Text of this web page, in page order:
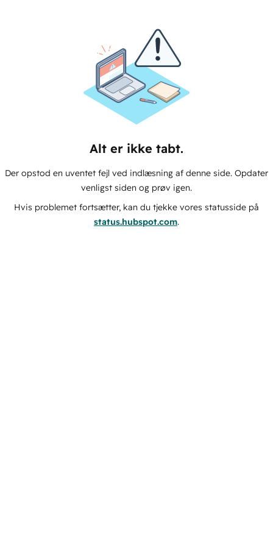
Alt er ikke tabt.
Der opstod en uventet fejl ved indlæsning af denne side. Opdater
venligst siden og prøv igen.
Hvis problemet fortsætter, kan du tjekke vores statusside på
status.hubspot.com.